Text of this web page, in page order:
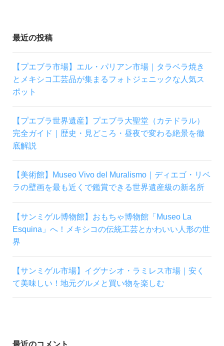
最近の投稿
【プエブラ市場】エル・パリアン市場｜タラベラ焼き
とメキシコ工芸品が集まるフォトジェニックな人気ス
ポット
【プエブラ世界遺産】プエブラ大聖堂（カテドラル）
完全ガイド｜歴史・見どころ・昼夜で変わる絶景を徹
底解説
【美術館】Museo Vivo del Muralismo｜ディエゴ・リベ
ラの壁画を最も近くで鑑賞できる世界遺産級の新名所
【サンミゲル博物館】おもちゃ博物館「Museo La
Esquina」へ！メキシコの伝統工芸とかわいい人形の世
界
【サンミゲル市場】イグナシオ・ラミレス市場｜安く
て美味しい！地元グルメと買い物を楽しむ